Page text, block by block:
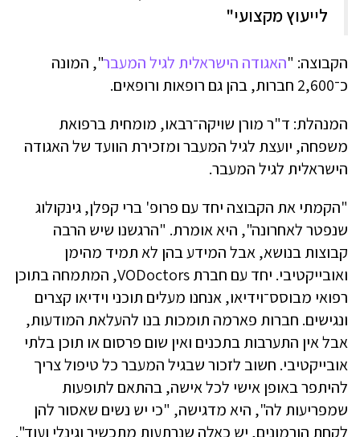
לייעוץ מקצועי"
הקבוצה: "האגודה הישראלית לגיל המעבר", המונה
כ־2,600 חברות, בהן גם רופאות ורופאים.
המנהלת: ד"ר מורן שויקה־רבאו, מומחית ברפואת
משפחה, יועצת לגיל המעבר ומזכירת הוועד של האגודה
הישראלית לגיל המעבר.
"הקמתי את הקבוצה יחד עם פרופ' ברי קפלן, גינקולוג
שנפטר לאחרונה", היא אומרת. "הרגשנו שיש הרבה
קבוצות בנושא, אבל המידע בהן לא תמיד מהימן
ואובייקטיבי. יחד עם חברת VODoctors, המתמחה בתוכן
רפואי מבוסס־וידיאו, אנחנו מעלים תוכני וידיאו קצרים
ונגישים. חברות פארמה תומכות בנו להעלאת המודעות,
אבל אין התערבות בתכנים ואין שום פרסום או תוכן בלתי
אובייקטיבי. חשוב לזכור שבגיל המעבר כל טיפול צריך
להיתפר באופן אישי לכל אישה, בהתאם לתופעות
שמפריעות לה", היא מדגישה, "כי יש נשים שאסור להן
לקחת הורמונים, יש כאלה שנרתעות מתכשיר וגינלי ועוד".